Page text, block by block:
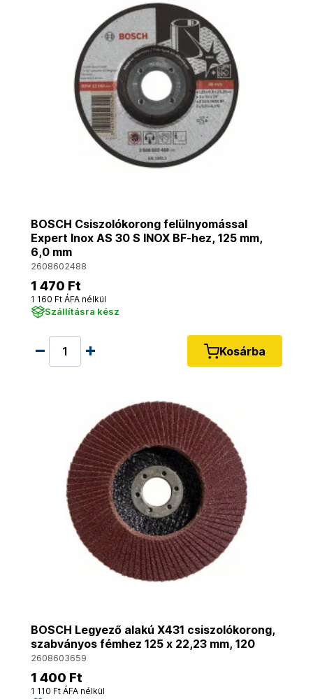
BOSCH Csiszolókorong felülnyomással
Expert Inox AS 30 S INOX BF-hez, 125 mm,
6,0 mm
2608602488
1 470 Ft
1 160 Ft ÁFA nélkül
Szállításra kész
Kosárba
BOSCH Legyező alakú X431 csiszolókorong,
szabványos fémhez 125 x 22,23 mm, 120
2608603659
1 400 Ft
1 110 Ft ÁFA nélkül